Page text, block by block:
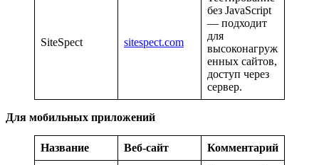
SiteSpect sitespect.com
без JavaScript
— подходит
для
высоконагруж
енных сайтов,
доступ через
сервер.
Для мобильных приложений
Название Веб-сайт Комментарий